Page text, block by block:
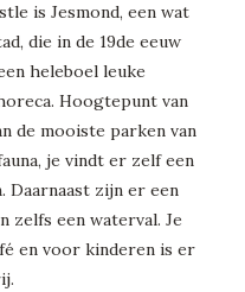
is Jesmond, een wat
die in de 19de eeuw
heleboel leuke
Hoogtepunt van
de mooiste parken van
je vindt er zelf een
Daarnaast zijn er een
zelfs een waterval. Je
en voor kinderen is er